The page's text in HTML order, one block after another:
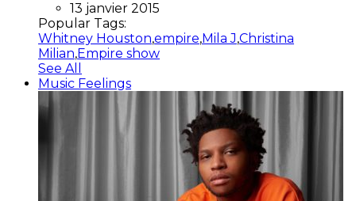
13 janvier 2015
Popular Tags:
Whitney Houston,empire,Mila J,Christina
Milian,Empire show
See All
Music Feelings